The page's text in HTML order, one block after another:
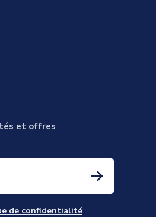
et offres
de confidentialité